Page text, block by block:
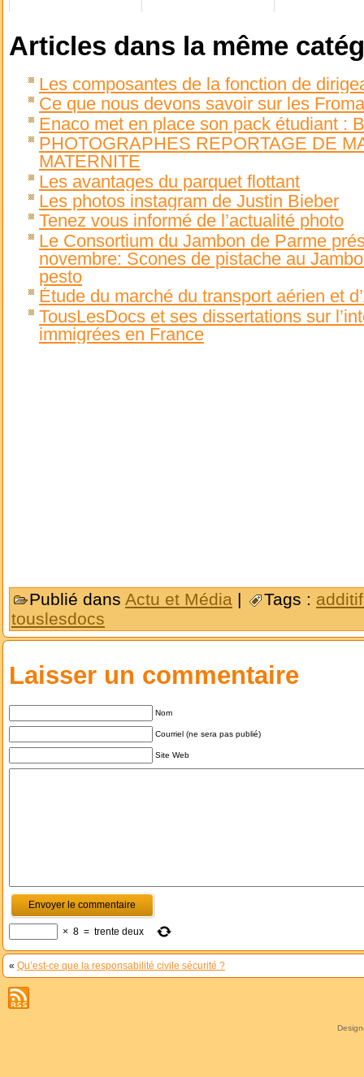
Articles dans la même
Les composantes de la fonction de
Ce que nous devons savoir sur les
Enaco met en place son pack étudiant :
PHOTOGRAPHES REPORTAGE DE
MATERNITE
Les avantages du parquet flottant
Les photos instagram de Justin Bieber
Tenez vous informé de l’actualité photo
Le Consortium du Jambon de Parme
novembre: Scones de pistache au
pesto
Étude du marché du transport aérien et
TousLesDocs et ses dissertations sur
immigrées en France
Publié dans Actu et Média | Tags :
touslesdocs
Laisser un commentaire
Nom
Courriel (ne sera pas publié)
Site Web
× 8 = trente deux
« Qu’est-ce que la responsabilité civile sécurité ?